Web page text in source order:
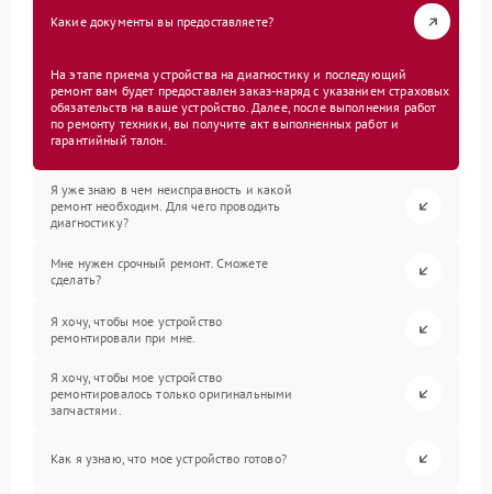
Какие документы вы предоставляете?
На этапе приема устройства на диагностику и последующий
ремонт вам будет предоставлен заказ-наряд с указанием страховых
обязательств на ваше устройство. Далее, после выполнения работ
по ремонту техники, вы получите акт выполненных работ и
гарантийный талон.
Я уже знаю в чем неисправность и какой
ремонт необходим. Для чего проводить
диагностику?
Мне нужен срочный ремонт. Сможете
сделать?
Я хочу, чтобы мое устройство
ремонтировали при мне.
Я хочу, чтобы мое устройство
ремонтировалось только оригинальными
запчастями.
Как я узнаю, что мое устройство готово?